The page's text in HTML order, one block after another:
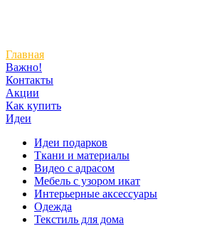
Главная
Важно!
Контакты
Акции
Как купить
Идеи
Идеи подарков
Ткани и материалы
Видео с адрасом
Мебель с узором икат
Интерьерные аксессуары
Одежда
Текстиль для дома